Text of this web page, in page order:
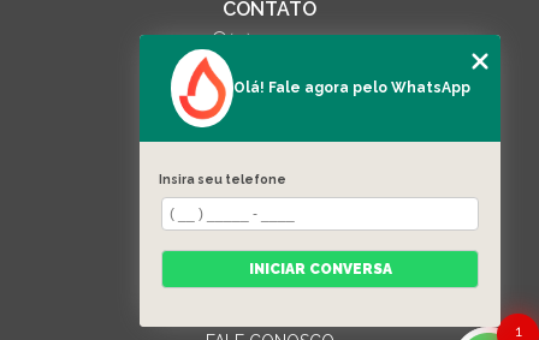
CONTATO
(13) 3500-0703
contato@linceseguranca.com.br
SIGA-NOS
MENU
HOME
QUEM SOMOS
SERVIÇOS
1
Olá! Fale agora pelo WhatsApp
Insira seu telefone
INICIAR CONVERSA